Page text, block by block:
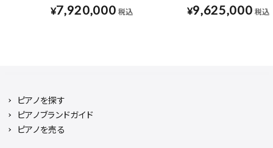
¥7,920,000 税込 ¥9,625,000 税込
ピアノを探す
ピアノブランドガイド
ピアノを売る